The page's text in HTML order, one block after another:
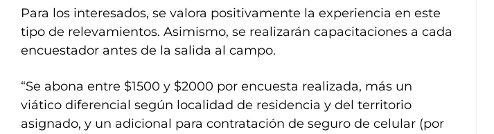
Para los interesados, se valora positivamente la experiencia en este
tipo de relevamientos. Asimismo, se realizarán capacitaciones a cada
encuestador antes de la salida al campo.
“Se abona entre $1500 y $2000 por encuesta realizada, más un
viático diferencial según localidad de residencia y del territorio
asignado, y un adicional para contratación de seguro de celular (por